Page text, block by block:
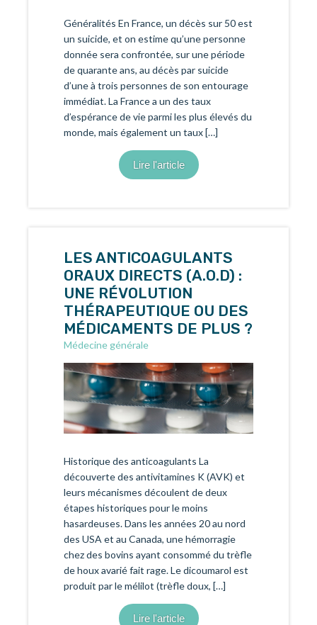
Généralités En France, un décès sur 50 est
un suicide, et on estime qu’une personne
donnée sera confrontée, sur une période
de quarante ans, au décès par suicide
d’une à trois personnes de son entourage
immédiat. La France a un des taux
d’espérance de vie parmi les plus élevés du
monde, mais également un taux […]
Lire l'article
LES ANTICOAGULANTS
ORAUX DIRECTS (A.O.D) :
UNE RÉVOLUTION
THÉRAPEUTIQUE OU DES
MÉDICAMENTS DE PLUS ?
Médecine générale
Historique des anticoagulants La
découverte des antivitamines K (AVK) et
leurs mécanismes découlent de deux
étapes historiques pour le moins
hasardeuses. Dans les années 20 au nord
des USA et au Canada, une hémorragie
chez des bovins ayant consommé du trèfle
de houx avarié fait rage. Le dicoumarol est
produit par le mélilot (trèfle doux, […]
Lire l'article